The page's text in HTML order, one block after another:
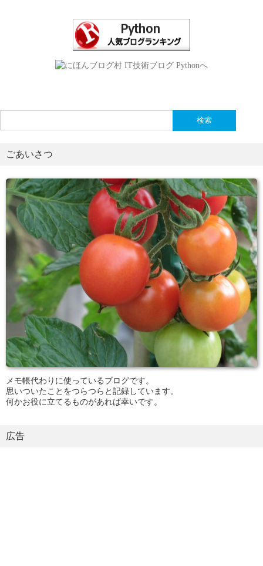
索:
ごあいさつ
メモ帳代わりに使っているブログです。
思いついたことをつらつらと記録しています。
何かお役に立てるものがあれば幸いです。
広告